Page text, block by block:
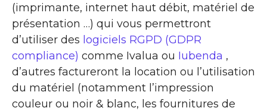
(imprimante, internet haut débit, matériel de
présentation …) qui vous permettront
d’utiliser des logiciels RGPD (GDPR
compliance) comme Ivalua ou Iubenda ,
d’autres factureront la location ou l’utilisation
du matériel (notamment l’impression
couleur ou noir & blanc, les fournitures de